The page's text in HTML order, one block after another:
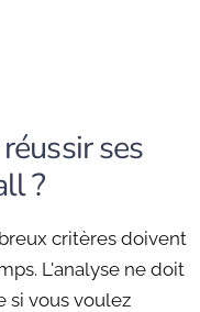
ses
?
critères doivent
L'analyse ne doit
si vous voulez